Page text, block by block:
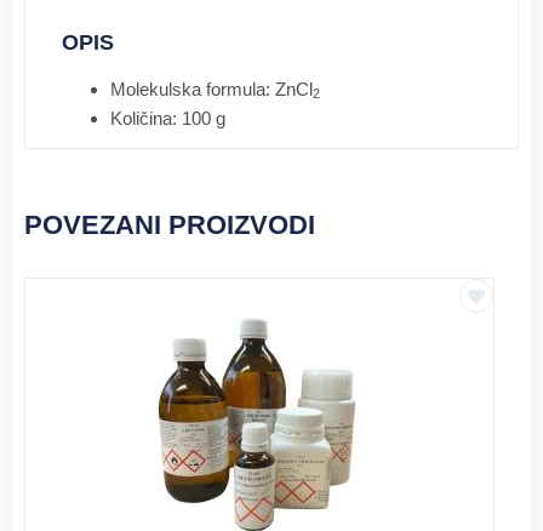
OPIS
Molekulska formula: ZnCl2
Količina: 100 g
POVEZANI PROIZVODI